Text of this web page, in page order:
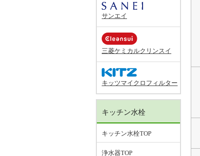
サンエイ
三菱ケミカルクリンスイ
キッツマイクロフィルター
キッチン水栓
キッチン水栓TOP
浄水器TOP